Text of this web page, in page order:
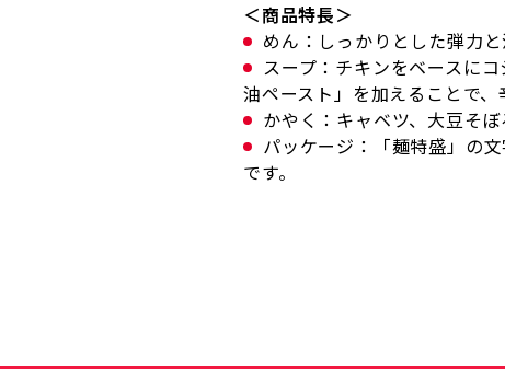
＜商品特長＞
めん：しっかりとした弾力
スープ：チキンをベースに
油ペースト」を加えることで、
かやく：キャベツ、大豆そ
パッケージ：「麺特盛」の
です。